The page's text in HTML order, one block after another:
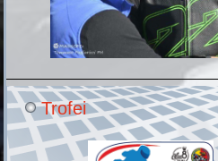
Trofei